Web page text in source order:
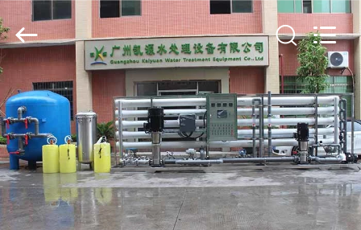
مسكن
منتجات
معلومات
عنا
Kai
Yuan
Water
Treatment
Equipment
Co.,
Rights
Reserved.